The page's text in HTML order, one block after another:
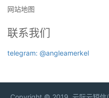
网站地图
联系我们
telegram: @angleamerkel